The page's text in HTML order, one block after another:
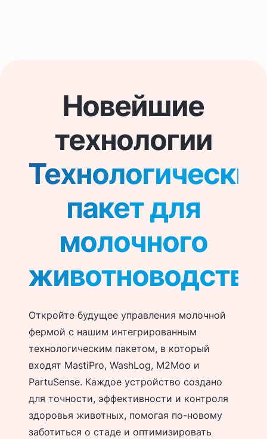
Новейшие
технологии
пакет для
молочного
животноводства
Откройте будущее управления молочной
фермой с нашим интегрированным
технологическим пакетом, в который
входят MastiPro, WashLog, M2Moo и
PartuSense. Каждое устройство создано
для точности, эффективности и контроля
здоровья животных, помогая по-новому
заботиться о стаде и оптимизировать